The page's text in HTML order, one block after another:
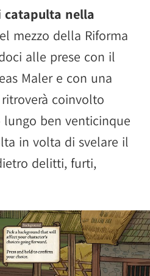
catapulta nella
mezzo della Riforma
alle prese con il
Maler e con una
coinvolto
ben venticinque
in volta di svelare il
delitti, furti,